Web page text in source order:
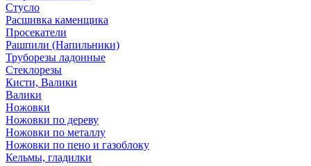
Стусло
Расшивка каменщика
Просекатели
Рашпили (Напильники)
Труборезы ладонные
Стеклорезы
Кисти, Валики
Валики
Ножовки
Ножовки по дереву
Ножовки по металлу
Ножовки по пено и газоблоку
Кельмы, гладилки